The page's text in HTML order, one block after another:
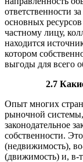
ответственности
основных
частному лицу,
находится
котором
выгоды для всего
2.7
Опыт многих стран
рыночной
законодательное
собственности.
(недвижимость),
(движимость) и, в-